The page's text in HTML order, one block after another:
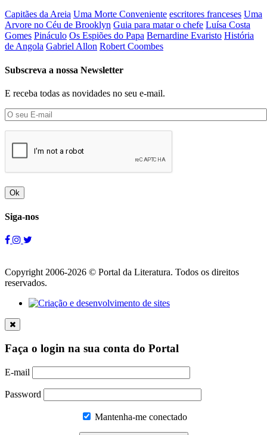
Capitães da Areia Uma Morte Conveniente escritores franceses Uma
Arvore no Céu de Brooklyn Guia para matar o chefe Luísa Costa
Gomes Pináculo Os Espiões do Papa Bernardine Evaristo História
de Angola Gabriel Allon Robert Coombes
Subscreva a nossa Newsletter
E receba todas as novidades no seu e-mail.
Ok
Siga-nos
Copyright 2006-2026 © Portal da Literatura. Todos os direitos
reservados.
Faça o login na sua conta do Portal
E-mail
Password
Mantenha-me conectado